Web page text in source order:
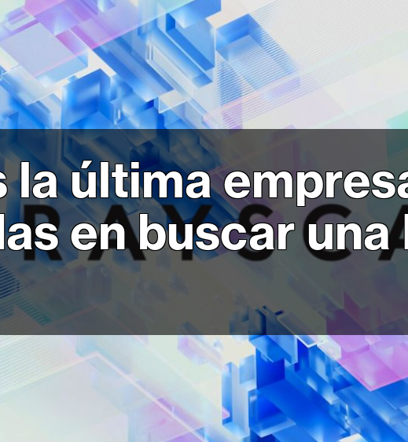
la última
en buscar una